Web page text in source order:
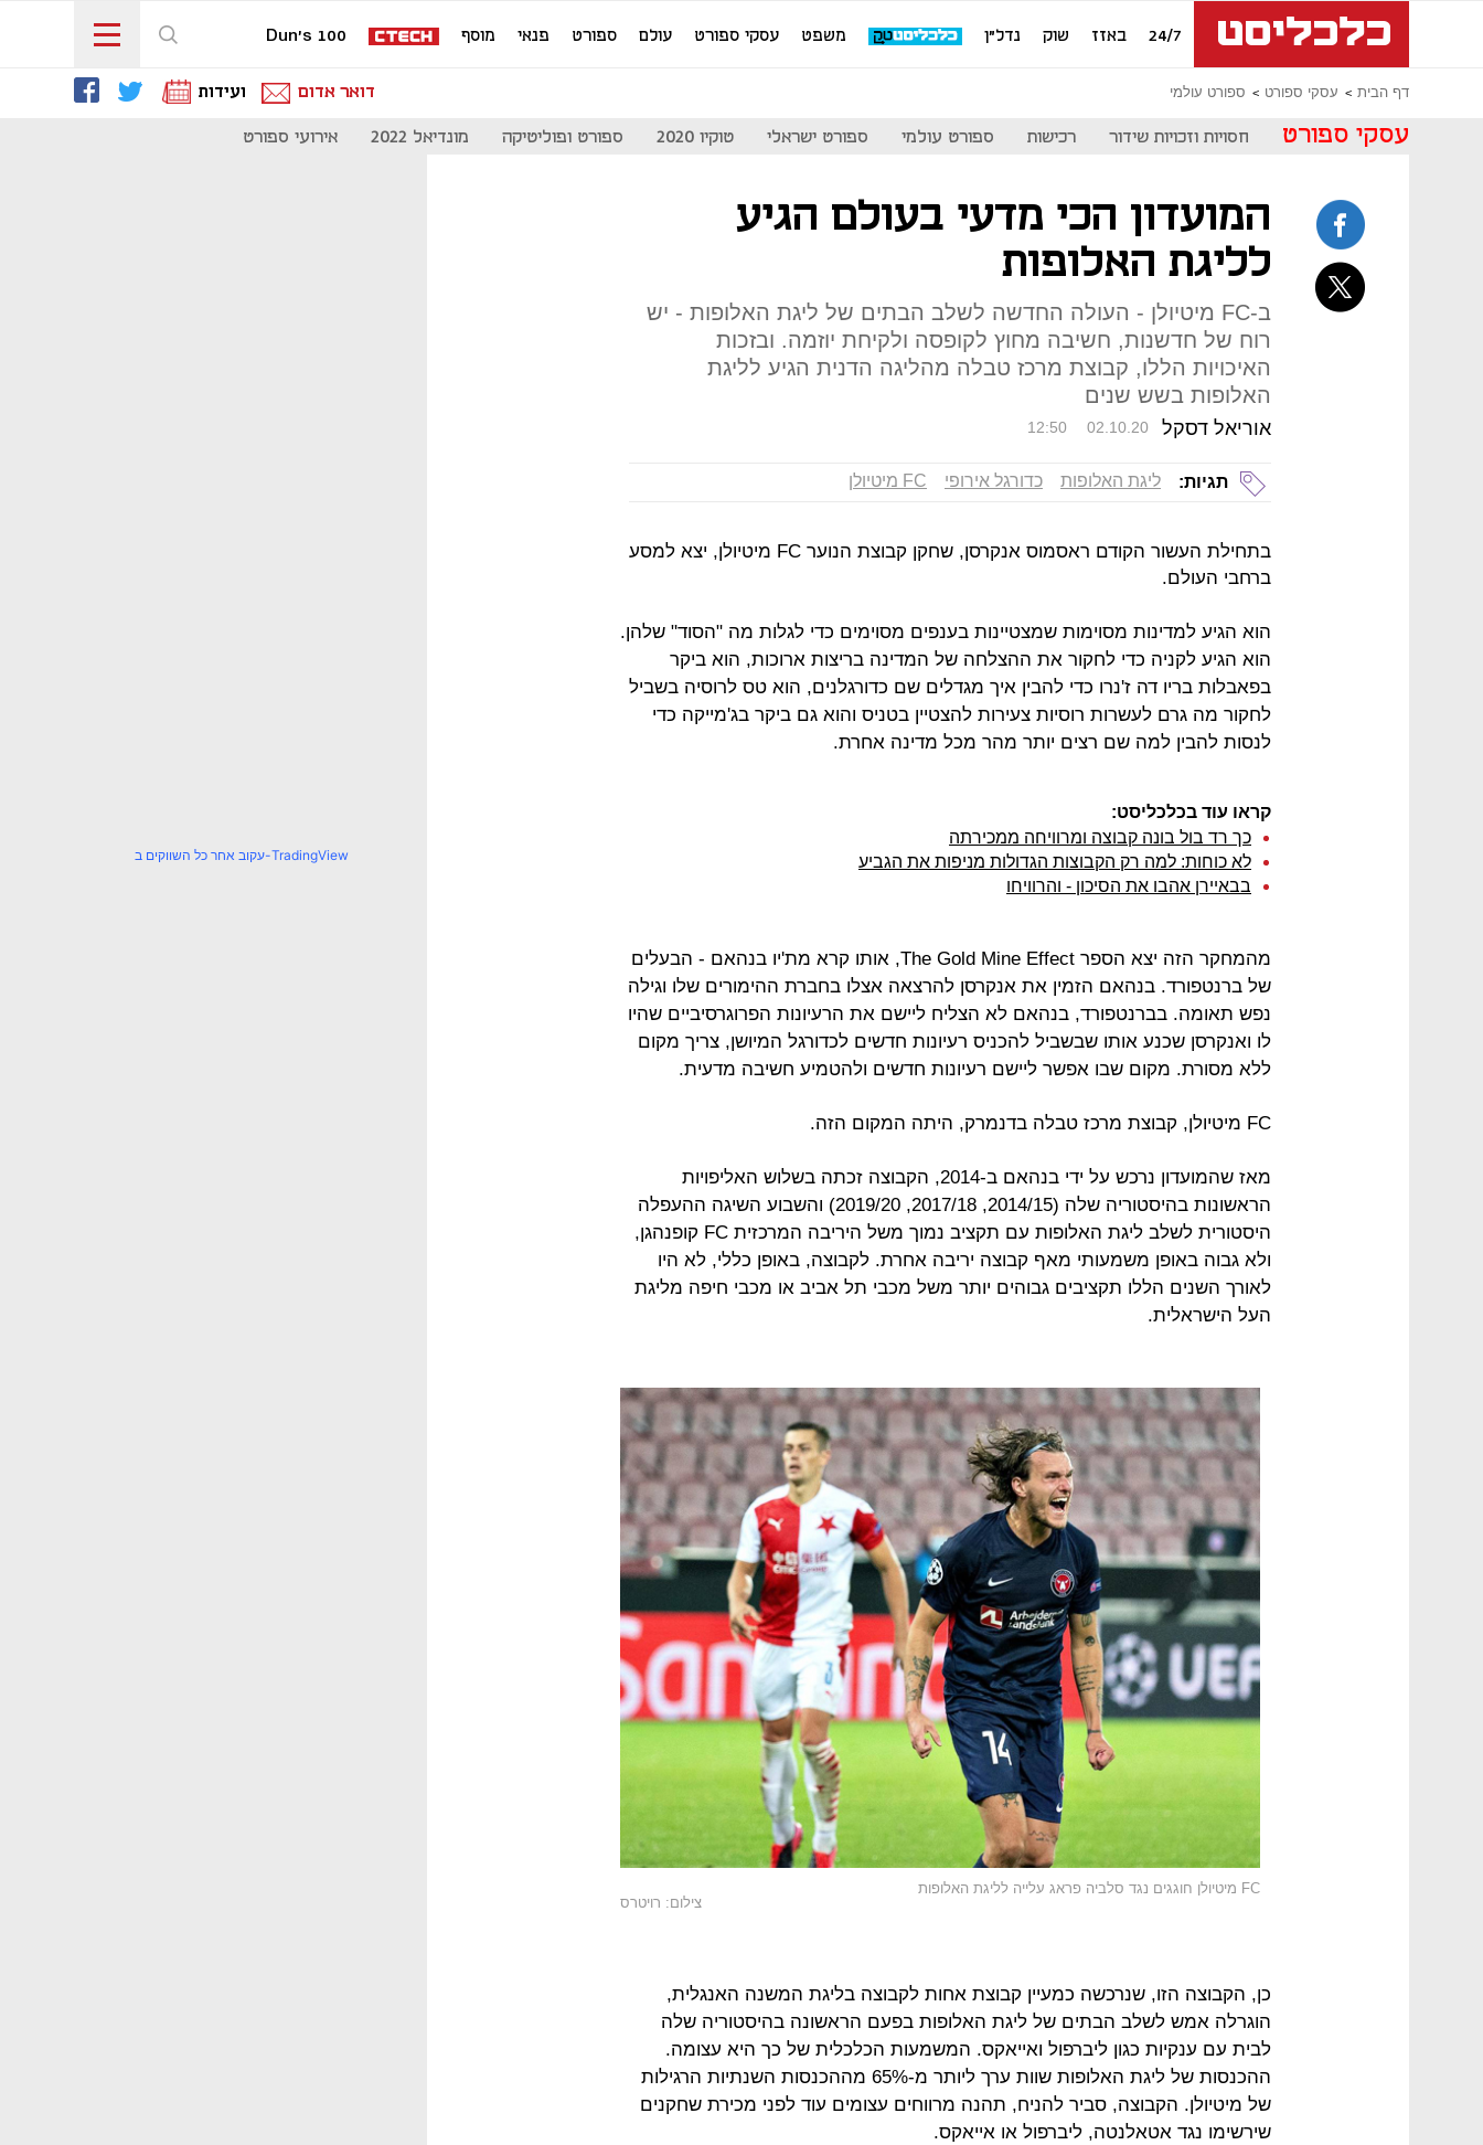
24/7 באזז שוק נדל"ן משפט עסקי ספורט עולם ספורט פנאי מוסף Dun's 100
דף הבית עסקי ספורט ספורט עולמי דואר אדום ועידות
עסקי ספורט חסויות וזכויות שידור רכישות ספורט עולמי ספורט ישראלי טוקיו 2020 ספורט ופוליטיקה מונדיאל 2022 אירועי ספורט
המועדון הכי מדעי בעולם הגיע
לליגת האלופות
ב-FC מיטיולן - העולה החדשה לשלב הבתים של ליגת האלופות - יש
רוח של חדשנות, חשיבה מחוץ לקופסה ולקיחת יוזמה. ובזכות
האיכויות הללו, קבוצת מרכז טבלה מהליגה הדנית הגיע לליגת
האלופות בשש שנים
אוריאל דסקל 12:50 02.10.20
תגיות: ליגת האלופות כדורגל אירופי FC מיטיולן
בתחילת העשור הקודם ראסמוס אנקרסן, שחקן קבוצת הנוער FC מיטיולן, יצא למסע
ברחבי העולם.
הוא הגיע למדינות מסוימות שמצטיינות בענפים מסוימים כדי לגלות מה "הסוד" שלהן.
הוא הגיע לקניה כדי לחקור את ההצלחה של המדינה בריצות ארוכות, הוא ביקר
בפאבלות בריו דה ז'נרו כדי להבין איך מגדלים שם כדורגלנים, הוא טס לרוסיה בשביל
לחקור מה גרם לעשרות רוסיות צעירות להצטיין בטניס והוא גם ביקר בג'מייקה כדי
לנסות להבין למה שם רצים יותר מהר מכל מדינה אחרת.
קראו עוד בכלכליסט:
כך רד בול בונה קבוצה ומרוויחה ממכירתה
לא כוחות: למה רק הקבוצות הגדולות מניפות את הגביע
בבאיירן אהבו את הסיכון - והרוויחו
מהמחקר הזה יצא הספר The Gold Mine Effect, אותו קרא מת'יו בנהאם - הבעלים
של ברנטפורד. בנהאם הזמין את אנקרסן להרצאה אצלו בחברת ההימורים שלו וגילה
נפש תאומה. בברנטפורד, בנהאם לא הצליח ליישם את הרעיונות הפרוגרסיביים שהיו
לו ואנקרסן שכנע אותו שבשביל להכניס רעיונות חדשים לכדורגל המיושן, צריך מקום
ללא מסורת. מקום שבו אפשר ליישם רעיונות חדשים ולהטמיע חשיבה מדעית.
FC מיטיולן, קבוצת מרכז טבלה בדנמרק, היתה המקום הזה.
מאז שהמועדון נרכש על ידי בנהאם ב-2014, הקבוצה זכתה בשלוש האליפויות
הראשונות בהיסטוריה שלה (2014/15, 2017/18, 2019/20) והשבוע השיגה ההעפלה
היסטורית לשלב ליגת האלופות עם תקציב נמוך משל היריבה המרכזית FC קופנהגן,
ולא גבוה באופן משמעותי מאף קבוצה יריבה אחרת. לקבוצה, באופן כללי, לא היו
לאורך השנים הללו תקציבים גבוהים יותר משל מכבי תל אביב או מכבי חיפה מליגת
העל הישראלית.
FC מיטיולן חוגגים נגד סלביה פראג עלייה לליגת האלופות
צילום: רויטרס
כן, הקבוצה הזו, שנרכשה כמעיין קבוצת אחות לקבוצה בליגת המשנה האנגלית,
הוגרלה אמש לשלב הבתים של ליגת האלופות בפעם הראשונה בהיסטוריה שלה
לבית עם ענקיות כגון ליברפול ואייאקס. המשמעות הכלכלית של כך היא עצומה.
ההכנסות של ליגת האלופות שוות ערך ליותר מ-65% מההכנסות השנתיות הרגילות
של מיטיולן. הקבוצה, סביר להניח, תהנה מרווחים עצומים עוד לפני מכירת שחקנים
שירשימו נגד אטאלנטה, ליברפול או אייאקס.
עקוב אחר כל השווקים ב-TradingView